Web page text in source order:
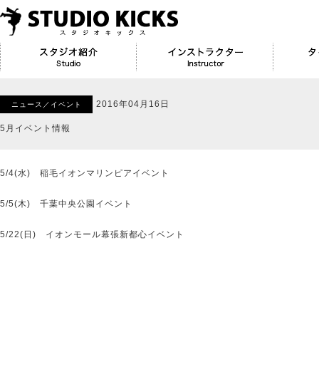
ニュース／イベント 2016年04月16日
5月イベント情報
5/4(水) 稲毛イオンマリンピアイベント
5/5(木) 千葉中央公園イベント
5/22(日) イオンモール幕張新都心イベント